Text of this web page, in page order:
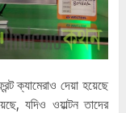
ক্যামেরাও দেয়া হয়েছে
যদিও ওয়াল্টন তাদের